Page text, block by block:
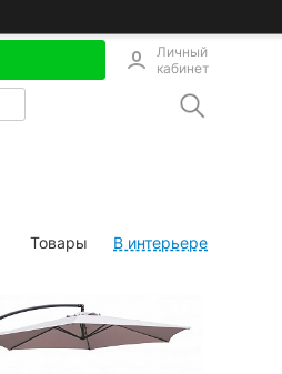
Личный
кабинет
Товары В интерьере